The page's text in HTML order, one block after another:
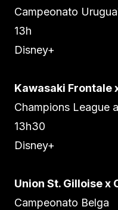
Campeonato
13h
Disney+
Kawasaki Frontale
Champions League
13h30
Disney+
Union St. Gilloise x
Campeonato Belga